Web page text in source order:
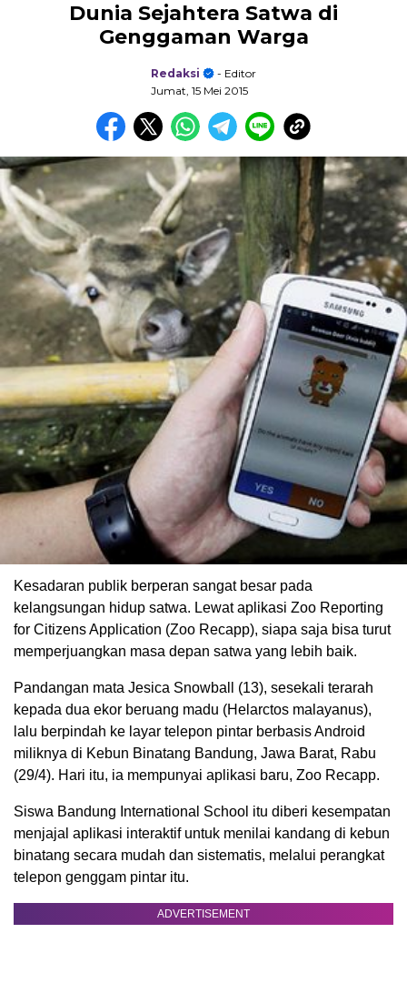
Dunia Sejahtera Satwa di
Genggaman Warga
Redaksi
- Editor
Jumat, 15 Mei 2015
Kesadaran publik berperan sangat besar pada
kelangsungan hidup satwa. Lewat aplikasi Zoo Reporting
for Citizens Application (Zoo Recapp), siapa saja bisa turut
memperjuangkan masa depan satwa yang lebih baik.
Pandangan mata Jesica Snowball (13), sesekali terarah
kepada dua ekor beruang madu (Helarctos malayanus),
lalu berpindah ke layar telepon pintar berbasis Android
miliknya di Kebun Binatang Bandung, Jawa Barat, Rabu
(29/4). Hari itu, ia mempunyai aplikasi baru, Zoo Recapp.
Siswa Bandung International School itu diberi kesempatan
menjajal aplikasi interaktif untuk menilai kandang di kebun
binatang secara mudah dan sistematis, melalui perangkat
telepon genggam pintar itu.
ADVERTISEMENT